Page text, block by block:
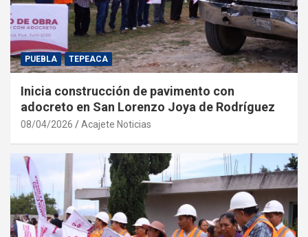
PUEBLA TEPEACA
Inicia construcción de pavimento con
adocreto en San Lorenzo Joya de Rodríguez
08/04/2026 Acajete Noticias